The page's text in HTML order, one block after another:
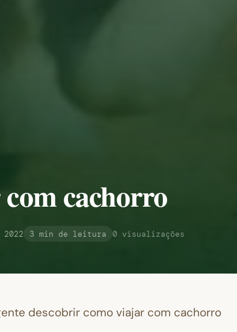
cachorro
3 min de leitura 0 visualizações
descobrir como viajar com cachorro